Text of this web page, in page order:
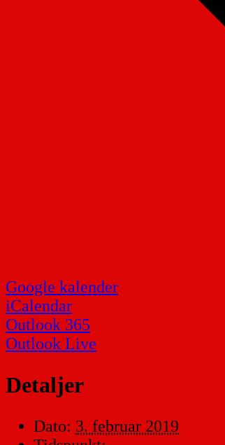
Google kalender
iCalendar
Outlook 365
Outlook Live
Detaljer
Dato: 3. februar 2019